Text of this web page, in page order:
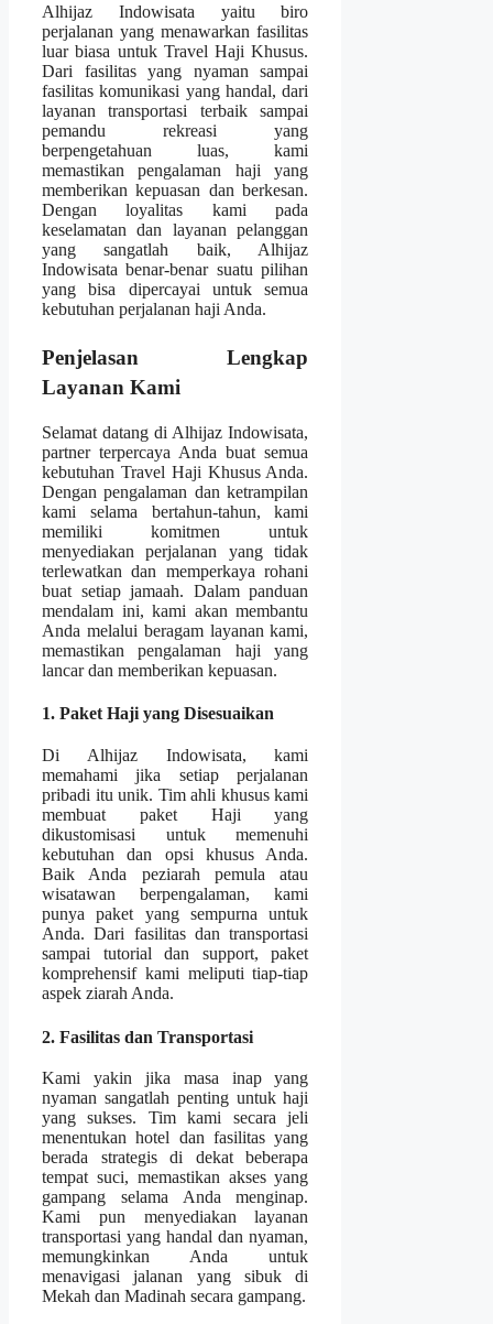
Alhijaz Indowisata yaitu biro
perjalanan yang menawarkan fasilitas
luar biasa untuk Travel Haji Khusus.
Dari fasilitas yang nyaman sampai
fasilitas komunikasi yang handal, dari
layanan transportasi terbaik sampai
pemandu rekreasi yang
berpengetahuan luas, kami
memastikan pengalaman haji yang
memberikan kepuasan dan berkesan.
Dengan loyalitas kami pada
keselamatan dan layanan pelanggan
yang sangatlah baik, Alhijaz
Indowisata benar-benar suatu pilihan
yang bisa dipercayai untuk semua
kebutuhan perjalanan haji Anda.
Penjelasan Lengkap
Layanan Kami
Selamat datang di Alhijaz Indowisata,
partner terpercaya Anda buat semua
kebutuhan Travel Haji Khusus Anda.
Dengan pengalaman dan ketrampilan
kami selama bertahun-tahun, kami
memiliki komitmen untuk
menyediakan perjalanan yang tidak
terlewatkan dan memperkaya rohani
buat setiap jamaah. Dalam panduan
mendalam ini, kami akan membantu
Anda melalui beragam layanan kami,
memastikan pengalaman haji yang
lancar dan memberikan kepuasan.
1. Paket Haji yang Disesuaikan
Di Alhijaz Indowisata, kami
memahami jika setiap perjalanan
pribadi itu unik. Tim ahli khusus kami
membuat paket Haji yang
dikustomisasi untuk memenuhi
kebutuhan dan opsi khusus Anda.
Baik Anda peziarah pemula atau
wisatawan berpengalaman, kami
punya paket yang sempurna untuk
Anda. Dari fasilitas dan transportasi
sampai tutorial dan support, paket
komprehensif kami meliputi tiap-tiap
aspek ziarah Anda.
2. Fasilitas dan Transportasi
Kami yakin jika masa inap yang
nyaman sangatlah penting untuk haji
yang sukses. Tim kami secara jeli
menentukan hotel dan fasilitas yang
berada strategis di dekat beberapa
tempat suci, memastikan akses yang
gampang selama Anda menginap.
Kami pun menyediakan layanan
transportasi yang handal dan nyaman,
memungkinkan Anda untuk
menavigasi jalanan yang sibuk di
Mekah dan Madinah secara gampang.